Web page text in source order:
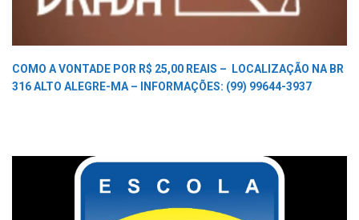
COMO A VONTADE POR R$ 25,00 REAIS – LOCALIZAÇÃO NA BR
316 ALTO ALEGRE-MA – INFORMAÇÕES: (99) 99644-3937